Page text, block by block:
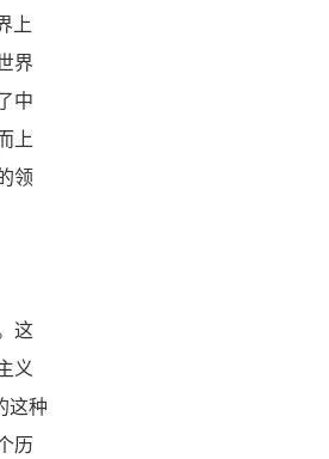
上
界
中
上
领
这
义
这种
历